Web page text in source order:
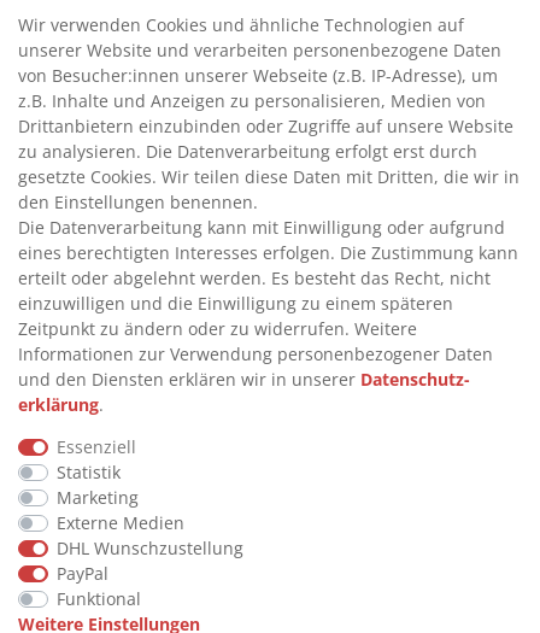
>
HANDPUMPEN FÜR BENZIN
>
HANDPUMPEN FÜR ÖLE
>
TANKANLAGEN
>
ADBLUE® BETANKUNG
INFORMATIONEN
>
FAQ
>
VERTRAG WIDERRUFEN
>
WIDERRUFSRECHT
>
WIDERRUFSFORMULAR
IMPRESSUM
>
DATENSCHUTZERKLÄRUNG
>
AGB
>
KONTAKT
© Copyright 2026 by STU Tanktechnik
Wir verwenden Cookies und ähnliche Technologien auf
unserer Website und verarbeiten personenbezogene Daten
von Besucher:innen unserer Webseite (z.B. IP-Adresse), um
z.B. Inhalte und Anzeigen zu personalisieren, Medien von
Drittanbietern einzubinden oder Zugriffe auf unsere Website
zu analysieren. Die Datenverarbeitung erfolgt erst durch
gesetzte Cookies. Wir teilen diese Daten mit Dritten, die wir in
den Einstellungen benennen.
Die Datenverarbeitung kann mit Einwilligung oder aufgrund
eines berechtigten Interesses erfolgen. Die Zustimmung kann
erteilt oder abgelehnt werden. Es besteht das Recht, nicht
einzuwilligen und die Einwilligung zu einem späteren
Zeitpunkt zu ändern oder zu widerrufen. Weitere
Informationen zur Verwendung personenbezogener Daten
und den Diensten erklären wir in unserer Daten­schutz­
erklärung.
Essenziell
Statistik
Marketing
Externe Medien
DHL Wunschzustellung
PayPal
Funktional
Weitere Einstellungen